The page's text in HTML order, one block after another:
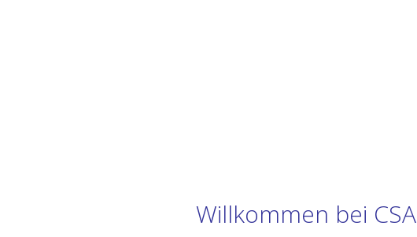
Willkommen bei CSA